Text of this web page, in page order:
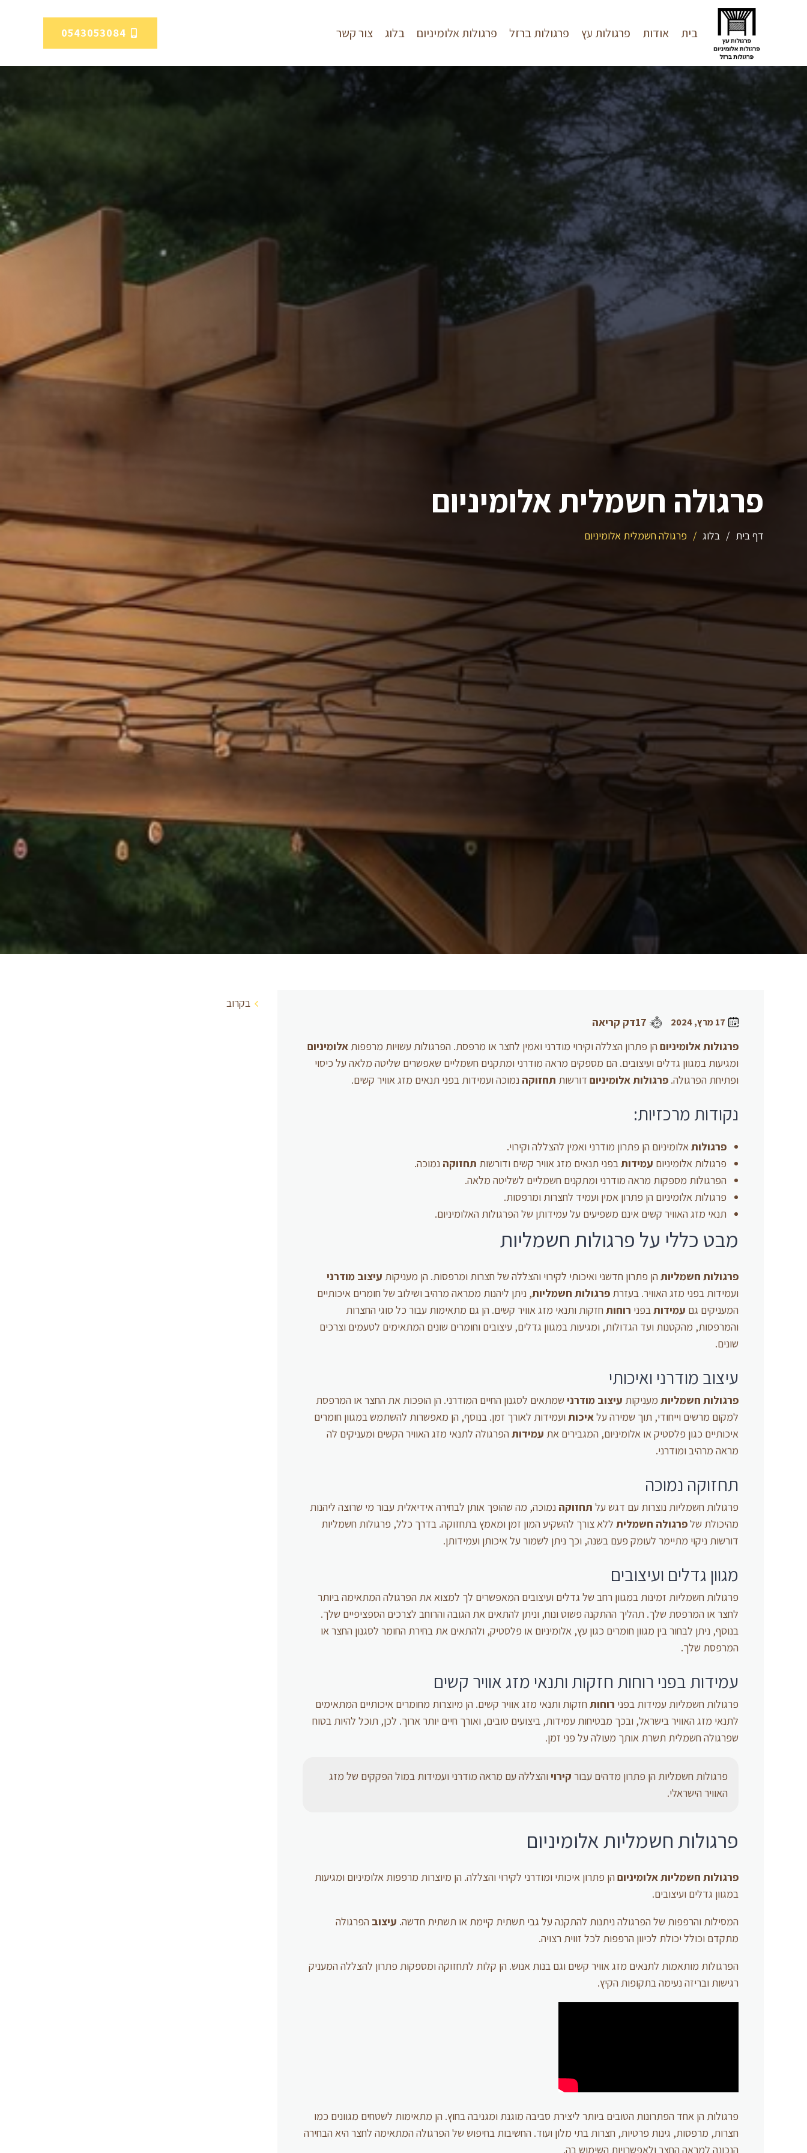
בית אודות פרגולות עץ פרגולות ברזל פרגולות אלומיניום בלוג צור קשר 0543053084
פרגולה חשמלית אלומיניום
דף בית / בלוג / פרגולה חשמלית אלומיניום
17 מרץ, 2024
17דק קריאה
פרגולותאלומיניוםהן פתרון הצללה וקירוי מודרני ואמין לחצר או מרפסת. הפרגולות עשויות מרפפות אלומיניום
ומגיעות במגוון גדלים ועיצובים. הם מספקים מראה מודרני ומתקנים חשמליים שאפשרים שליטה מלאה על כיסוי
ופתיחת הפרגולה. פרגולותאלומיניוםדורשות תחזוקה נמוכה ועמידות בפני תנאים מזג אוויר קשים.
נקודות מרכזיות:
פרגולותאלומיניום הן פתרון מודרני ואמין להצללה וקירוי.
פרגולות אלומיניום עמידותבפני תנאים מזג אוויר קשים ודורשות תחזוקה נמוכה.
הפרגולות מספקות מראה מודרני ומתקנים חשמליים לשליטה מלאה.
פרגולות אלומיניום הן פתרון אמין ועמיד לחצרות ומרפסות.
תנאי מזג האוויר קשים אינם משפיעים על עמידותן של הפרגולות האלומיניום.
מבט כללי על פרגולות חשמליות
פרגולות חשמליותהן פתרון חדשני ואיכותי לקירוי והצללה של חצרות ומרפסות. הן מעניקות עיצוב מודרני
ועמידות בפני מזג האוויר. בעזרת פרגולות חשמליות, ניתן ליהנות ממראה מרהיב ושילוב של חומרים איכותיים
המעניקים גם עמידותבפני רוחותחזקות ותנאי מזג אוויר קשים. הן גם מתאימות עבור כל סוגי החצרות
והמרפסות, מהקטנות ועד הגדולות, ומגיעות במגוון גדלים, עיצובים וחומרים שונים המתאימים לטעמים וצרכים
שונים.
עיצוב מודרני ואיכותי
פרגולות חשמליותמעניקות עיצוב מודרנישמתאים לסגנון החיים המודרני. הן הופכות את החצר או המרפסת
למקום מרשים וייחודי, תוך שמירה עלאיכותועמידות לאורך זמן. בנוסף, הן מאפשרות להשתמש במגוון חומרים
איכותיים כגון פלסטיק או אלומיניום, המגבירים את עמידותהפרגולה לתנאי מזג האוויר הקשים ומעניקים לה
מראה מרהיב ומודרני.
תחזוקה נמוכה
פרגולות חשמליות נוצרות עם דגש על תחזוקה נמוכה, מה שהופך אותן לבחירה אידיאלית עבור מי שרוצה ליהנות
מהיכולת שלפרגולה חשמליתללא צורך להשקיע המון זמן ומאמץ בתחזוקה. בדרך כלל, פרגולות חשמליות
דורשות ניקוי מתיימר לעומק פעם בשנה, וכך ניתן לשמור על איכותן ועמידותן.
מגוון גדלים ועיצובים
פרגולות חשמליות זמינות במגוון רחב של גדלים ועיצובים המאפשרים לך למצוא את הפרגולה המתאימה ביותר
לחצר או המרפסת שלך. תהליך ההתקנה פשוט ונוח, וניתן להתאים את הגובה והרוחב לצרכים הספציפיים שלך.
בנוסף, ניתן לבחור בין מגוון חומרים כגון עץ, אלומיניום או פלסטיק, ולהתאים את בחירת החומר לסגנון החצר או
המרפסת שלך.
עמידות בפני רוחות חזקות ותנאי מזג אוויר קשים
פרגולות חשמליות עמידות בפני רוחותחזקות ותנאי מזג אוויר קשים. הן מיוצרות מחומרים איכותיים המתאימים
לתנאי מזג האוויר בישראל, ובכך מבטיחות עמידות, ביצועים טובים, ואורך חיים יותר ארוך. לכן, תוכל להיות בטוח
שפרגולה חשמלית תשרת אותך מעולה על פני זמן.
פרגולות חשמליות הן פתרון מדהים עבור קירויוהצללה עם מראה מודרני ועמידות במול הפקקים של מזג
האוויר הישראלי.
פרגולות חשמליות אלומיניום
פרגולות חשמליות אלומיניוםהן פתרון איכותי ומודרני לקירוי והצללה. הן מיוצרות מרפפות אלומיניום ומגיעות
במגוון גדלים ועיצובים.
המסילות והרפפות של הפרגולה ניתנות להתקנה על גבי תשתית קיימת או תשתית חדשה. עיצוב הפרגולה
מתקדם וכולל יכולת לכיוון הרפפות לכל זווית רצויה.
הפרגולות מותאמות לתנאים מזג אוויר קשים וגם בנות אנוש. הן קלות לתחזוקה ומספקות פתרון להצללה המעניק
רגישות ובריזה נעימה בתקופות הקיץ.
פרגולות הן אחד הפתרונות הטובים ביותר ליצירת סביבה מוגנת ומגניבה בחוץ. הן מתאימות לשטחים מגוונים כמו
חצרות, מרפסות, גינות פרטיות, חצרות בתי מלון ועוד. החשיבות בחיפוש של הפרגולה המתאימה לחצר היא הבחירה
הנכונה למראה החצר ולאפשרויות השימוש בה.
בקרוב